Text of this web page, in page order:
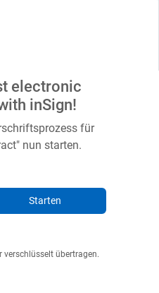
electronic
inSign!
für
nun starten.
Starten
verschlüsselt übertragen.